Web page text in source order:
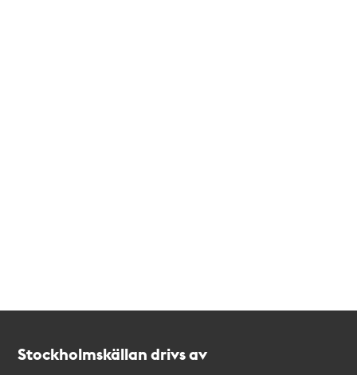
Stockholmskällan drivs av